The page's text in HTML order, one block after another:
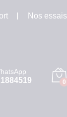
Nos essais
0